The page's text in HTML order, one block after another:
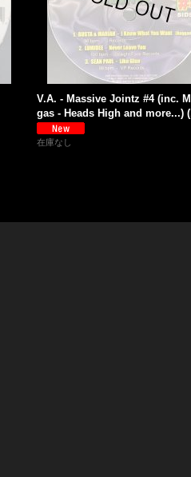
V.A. - Massive Jointz #4 (inc.
gas - Heads High and more...)
在庫なし